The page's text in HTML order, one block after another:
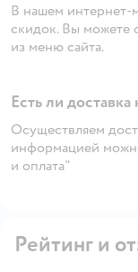
В нашем интернет-
скидок. Вы можете
из меню сайта.
Есть ли
Осуществляем
информацией
и оплата"
Рейтинг и